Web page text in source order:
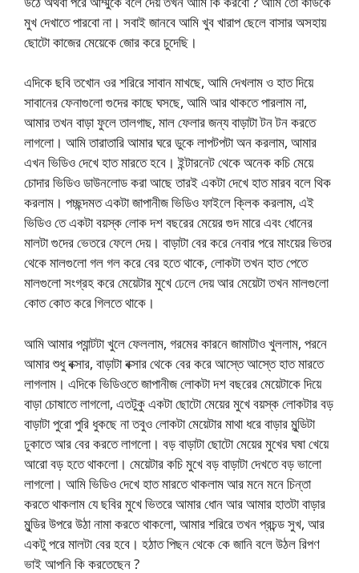
মুখ দেখাতে পারবো না। সবাই জানবে আমি খুব খারাপ ছেলে বাসার অসহায়
ছোটো কাজের মেয়েকে জোর করে চুদেছি।
এদিকে ছবি তখোন ওর শরিরে সাবান মাখছে, আমি দেখলাম ও হাত দিয়ে
সাবানের ফেনাগুলো গুদের কাছে ঘসছে, আমি আর থাকতে পারলাম না,
আমার তখন বাড়া ফুলে তালগাছ, মাল ফেলার জন্য বাড়াটা টন টন করতে
লাগলো। আমি তারাতারি আমার ঘরে ডুকে লাপটপটা অন করলাম, আমার
এখন ভিডিও দেখে হাত মারতে হবে। ইন্টারনেট থেকে অনেক কচি মেয়ে
চোদার ভিডিও ডাউনলোড করা আছে তারই একটা দেখে হাত মারব বলে থিক
করলাম। পচ্ছন্দমত একটা জাপানীজ ভিডিও ফাইলে ক্লিক করলাম, এই
ভিডিও তে একটা বয়স্ক লোক দশ বছরের মেয়ের গুদ মারে এবং ধোনের
মালটা গুদের ভেতরে ফেলে দেয়। বাড়াটা বের করে নেবার পরে মাংয়ের ভিতর
থেকে মালগুলো গল গল করে বের হতে থাকে, লোকটা তখন হাত পেতে
মালগুলো সংগ্রহ করে মেয়েটার মুখে ঢেলে দেয় আর মেয়েটা তখন মালগুলো
কোত কোত করে গিলতে থাকে।
আমি আমার প্যান্টটা খুলে ফেললাম, গরমের কারনে জামাটাও খুললাম, পরনে
আমার শুধু বক্সার, বাড়াটা বক্সার থেকে বের করে আস্তে আস্তে হাত মারতে
লাগলাম। এদিকে ভিডিওতে জাপানীজ লোকটা দশ বছরের মেয়েটাকে দিয়ে
বাড়া চোষাতে লাগলো, এতটুকু একটা ছোটো মেয়ের মুখে বয়স্ক লোকটার বড়
বাড়াটা পুরো পুরি ধুকছে না তবুও লোকটা মেয়েটার মাথা ধরে বাড়ার মুন্ডিটা
ঢুকাতে আর বের করতে লাগলো। বড় বাড়াটা ছোটো মেয়ের মুখের ঘষা খেয়ে
আরো বড় হতে থাকলো। মেয়েটার কচি মুখে বড় বাড়াটা দেখতে বড় ভালো
লাগলো। আমি ভিডিও দেখে হাত মারতে থাকলাম আর মনে মনে চিন্তা
করতে থাকলাম যে ছবির মুখে ভিতরে আমার ধোন আর আমার হাতটা বাড়ার
মুন্ডির উপরে উঠা নামা করতে থাকলো, আমার শরিরে তখন প্রচন্ড সুখ, আর
একটু পরে মালটা বের হবে। হঠাত পিছন থেকে কে জানি বলে উঠল রিপণ
ভাই আপনি কি করতেছেন ?